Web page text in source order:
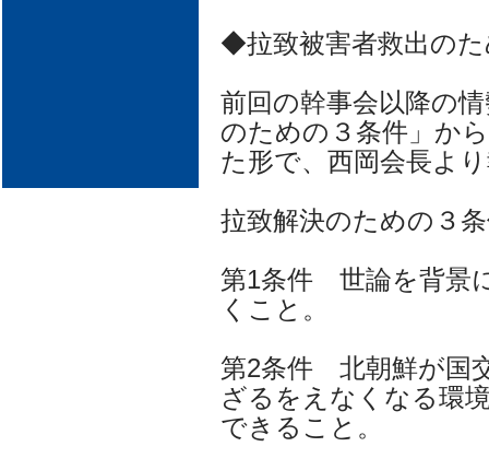
◆拉致被害者救出の
前回の幹事会以降の
のための３条件」か
た形で、西岡会長よ
拉致解決のための３
第1条件 世論を背景
くこと。
第2条件 北朝鮮が国
ざるをえなくなる環
できること。